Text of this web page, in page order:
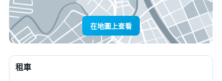
在地圖上查看
租車